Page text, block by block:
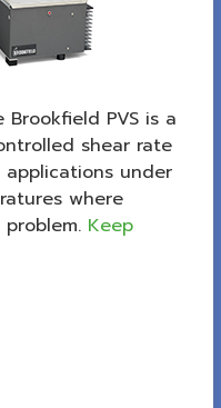
Brookfield PVS is a
shear rate
under
where
Keep